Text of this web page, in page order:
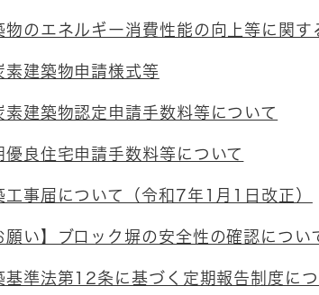
物のエネルギー消費性能の向上等に関す
素建築物申請様式等
素建築物認定申請手数料等について
優良住宅申請手数料等について
工事届について（令和7年1月1日改正）
願い】ブロック塀の安全性の確認につい
基準法第12条に基づく定期報告制度につ